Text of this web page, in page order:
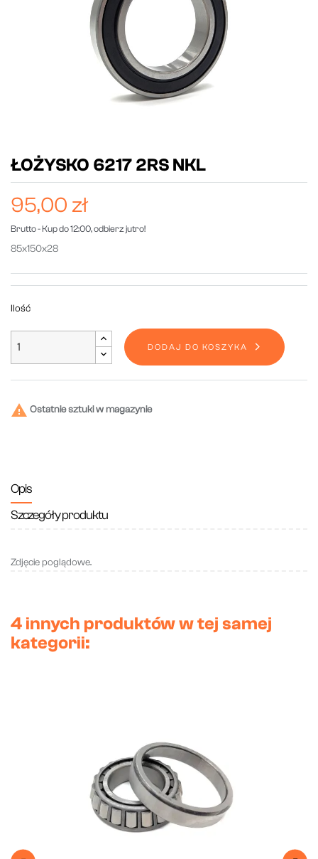
ŁOŻYSKO 6217 2RS NKL
95,00 zł
Brutto- Kup do 12:00, odbierz jutro!
85x150x28
Ilość
DODAJ DO KOSZYKA
 Ostatnie sztuki w magazynie
Opis
Szczegóły produktu
Zdjęcie poglądowe.
4 innych produktów w tej samej
kategorii: